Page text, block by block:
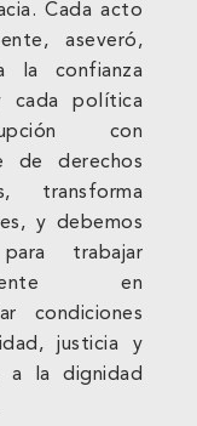
Cada acto
aseveró,
la confianza
cada política
con
de derechos
transforma
y debemos
trabajar
en
condiciones
justicia y
a la dignidad